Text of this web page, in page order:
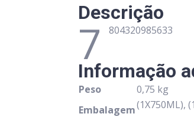
Descrição
7 804320985633
Informação
Peso
0,75 kg
Embalagem(1X750ML),